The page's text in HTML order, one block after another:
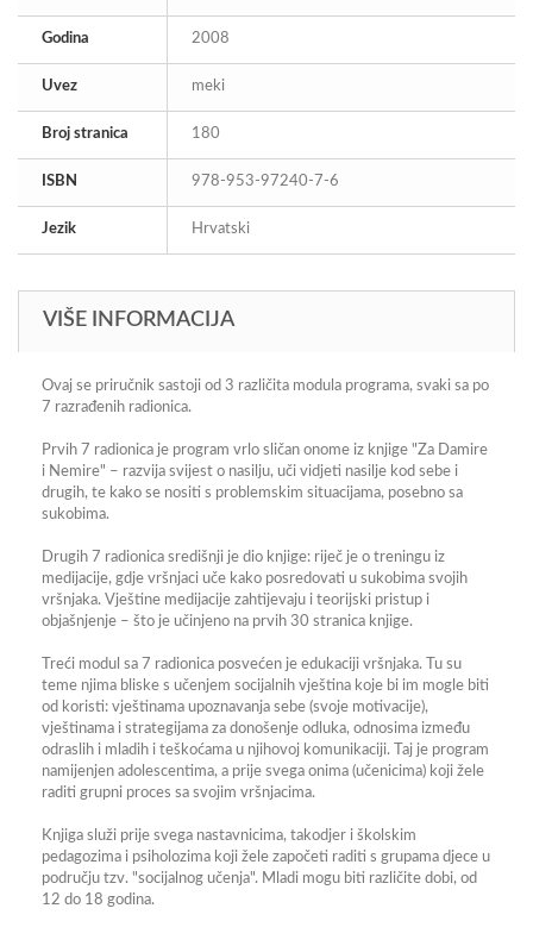
Godina 2008
Uvez meki
Broj stranica 180
ISBN 978-953-97240-7-6
Jezik Hrvatski
VIŠE INFORMACIJA
Ovaj se priručnik sastoji od 3 različita modula programa, svaki sa po
7 razrađenih radionica.
Prvih 7 radionica je program vrlo sličan onome iz knjige "Za Damire
i Nemire" – razvija svijest o nasilju, uči vidjeti nasilje kod sebe i
drugih, te kako se nositi s problemskim situacijama, posebno sa
sukobima.
Drugih 7 radionica središnji je dio knjige: riječ je o treningu iz
medijacije, gdje vršnjaci uče kako posredovati u sukobima svojih
vršnjaka. Vještine medijacije zahtijevaju i teorijski pristup i
objašnjenje – što je učinjeno na prvih 30 stranica knjige.
Treći modul sa 7 radionica posvećen je edukaciji vršnjaka. Tu su
teme njima bliske s učenjem socijalnih vještina koje bi im mogle biti
od koristi: vještinama upoznavanja sebe (svoje motivacije),
vještinama i strategijama za donošenje odluka, odnosima između
odraslih i mladih i teškoćama u njihovoj komunikaciji. Taj je program
namijenjen adolescentima, a prije svega onima (učenicima) koji žele
raditi grupni proces sa svojim vršnjacima.
Knjiga služi prije svega nastavnicima, takodjer i školskim
pedagozima i psiholozima koji žele započeti raditi s grupama djece u
području tzv. "socijalnog učenja". Mladi mogu biti različite dobi, od
12 do 18 godina.